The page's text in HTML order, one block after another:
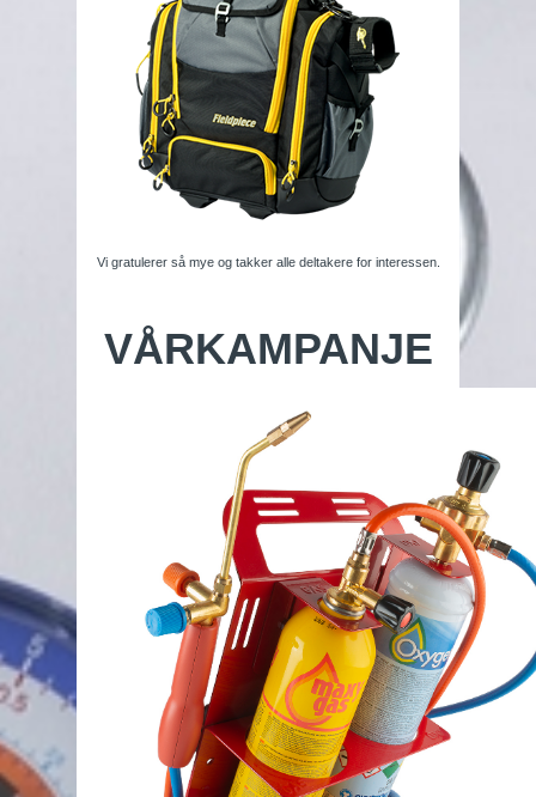
Vi gratulerer så mye og takker alle deltakere for interessen.
VÅRKAMPANJE